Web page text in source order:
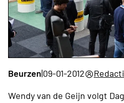
Beurzen|09-01-2012
Wendy van de Geijn volgt